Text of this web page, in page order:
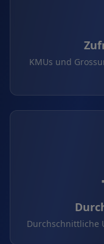
KMUs und
Durchschnittliche